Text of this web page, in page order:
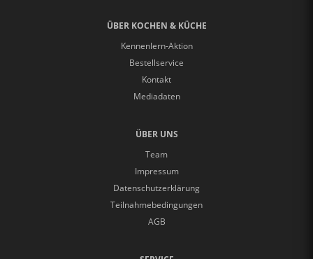
ÜBER KOCHEN & KÜCHE
Kennenlern-Aktion
Bestellservice
Kontakt
Mediadaten
ÜBER UNS
Team
Impressum
Datenschutzerklärung
Teilnahmebedingungen
AGB